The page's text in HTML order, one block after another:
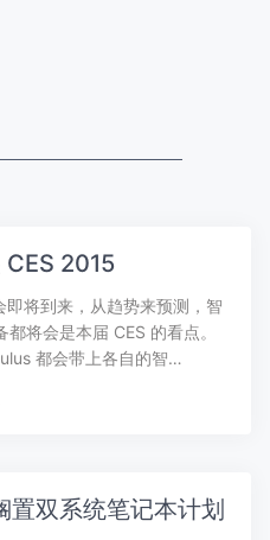
CES 2015
将到来，从趋势来预测，智
将会是本届 CES 的看点。
都会带上各自的智…
双系统笔记本计划